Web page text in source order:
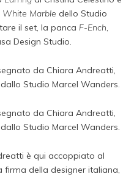
White Marble dello Studio
il set, la panca F-Ench,
Design Studio.
da Chiara Andreatti,
Studio Marcel Wanders.
da Chiara Andreatti,
Studio Marcel Wanders.
è qui accoppiato al
firma della designer italiana,